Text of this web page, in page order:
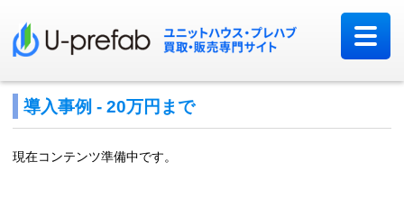
導入事例 - 20万円まで
現在コンテンツ準備中です。